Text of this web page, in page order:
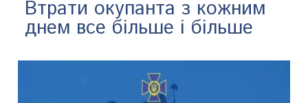
Втрати окупанта з кожним
днем все більше і більше